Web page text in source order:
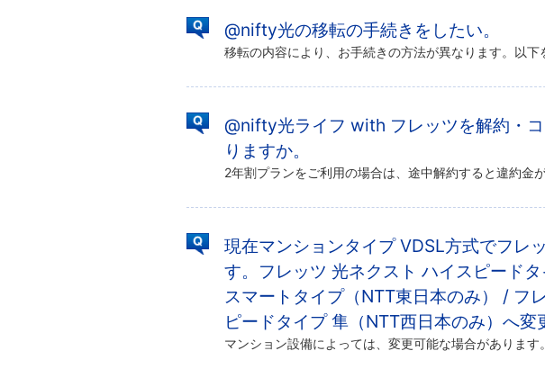
@nifty光の移転の手続きをしたい。
@nifty光ライフ with フレッツを解約・
りますか。
現在マンションタイプ VDSL方式でフレ
す。フレッツ 光ネクスト ハイスピード
スマートタイプ（NTT東日本のみ） / フ
ピードタイプ 隼（NTT西日本のみ）へ変